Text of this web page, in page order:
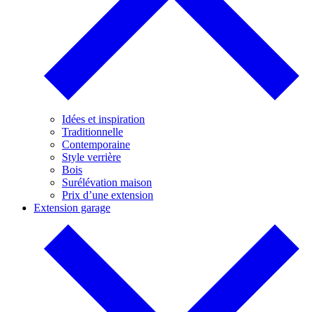
Idées et inspiration
Traditionnelle
Contemporaine
Style verrière
Bois
Surélévation maison
Prix d’une extension
Extension garage